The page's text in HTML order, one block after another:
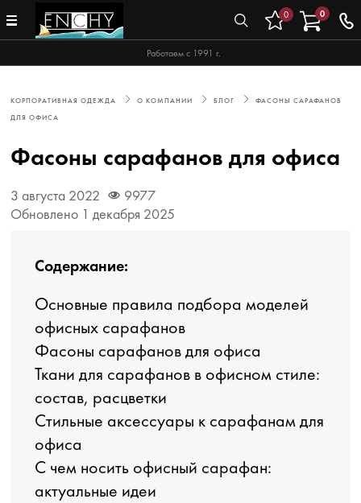
Работаем с 1991 г.
0 0
КОРПОРАТИВНАЯ ОДЕЖДА О КОМПАНИИ БЛОГ
ФАСОНЫ САРАФАНОВ
ДЛЯ ОФИСА
Фасоны сарафанов для офиса
3 августа 2022
9977
Обновлено 1 декабря 2025
Содержание:
Основные правила подбора моделей
офисных сарафанов
Фасоны сарафанов для офиса
Ткани для сарафанов в офисном стиле:
состав, расцветки
Стильные аксессуары к сарафанам для
офиса
С чем носить офисный сарафан:
актуальные идеи